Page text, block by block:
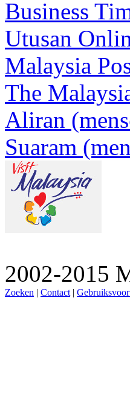
Business
Utusan
Malaysia
The
Aliran
Suaram
2002-2015
Zoeken | Contact |